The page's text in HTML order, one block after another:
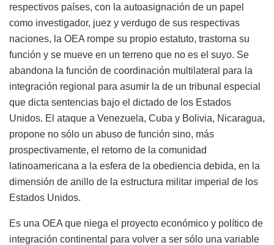
respectivos países, con la autoasignación de un papel
como investigador, juez y verdugo de sus respectivas
naciones, la OEA rompe su propio estatuto, trastorna su
función y se mueve en un terreno que no es el suyo. Se
abandona la función de coordinación multilateral para la
integración regional para asumir la de un tribunal especial
que dicta sentencias bajo el dictado de los Estados
Unidos. El ataque a Venezuela, Cuba y Bolivia, Nicaragua,
propone no sólo un abuso de función sino, más
prospectivamente, el retorno de la comunidad
latinoamericana a la esfera de la obediencia debida, en la
dimensión de anillo de la estructura militar imperial de los
Estados Unidos.
Es una OEA que niega el proyecto económico y político de
integración continental para volver a ser sólo una variable